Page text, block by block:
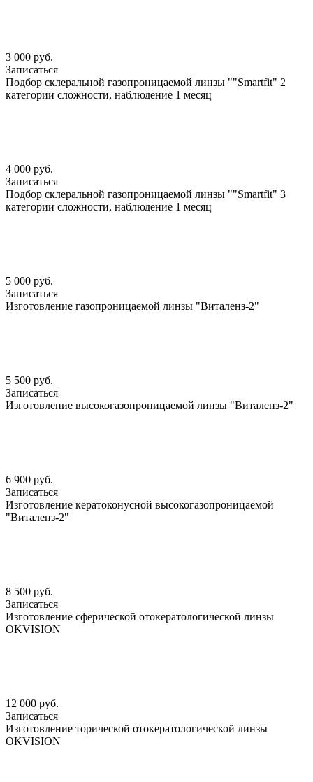
3 000 руб.
Записаться
Подбор склеральной газопроницаемой линзы ""Smartfit" 2
категории сложности, наблюдение 1 месяц
4 000 руб.
Записаться
Подбор склеральной газопроницаемой линзы ""Smartfit" 3
категории сложности, наблюдение 1 месяц
5 000 руб.
Записаться
Изготовление газопроницаемой линзы "Виталенз-2"
5 500 руб.
Записаться
Изготовление высокогазопроницаемой линзы "Виталенз-2"
6 900 руб.
Записаться
Изготовление кератоконусной высокогазопроницаемой
"Виталенз-2"
8 500 руб.
Записаться
Изготовление сферической отокератологической линзы
OKVISION
12 000 руб.
Записаться
Изготовление торической отокератологической линзы
OKVISION